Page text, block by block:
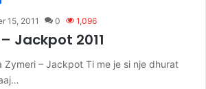
15, 2011 0 1,096
Jackpot 2011
Zymeri – Jackpot Ti me je si nje dhurat